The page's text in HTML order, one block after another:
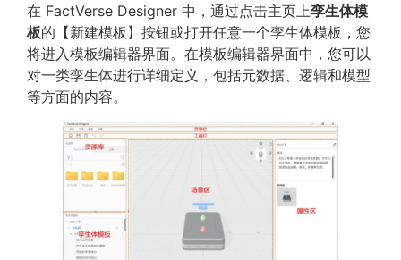
在 FactVerse Designer 中，通过点击主页上孪生体模
板的【新建模板】按钮或打开任意一个孪生体模板，您
将进入模板编辑器界面。在模板编辑器界面中，您可以
对一类孪生体进行详细定义，包括元数据、逻辑和模型
等方面的内容。